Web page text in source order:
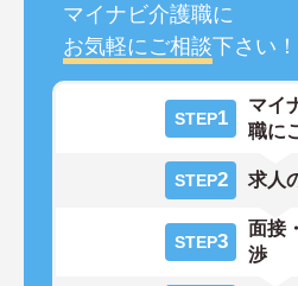
マイナビ介護職に
お気軽にご相談下さい！
STEP1
マイ
職に
STEP2 求人
STEP3
面接
渉